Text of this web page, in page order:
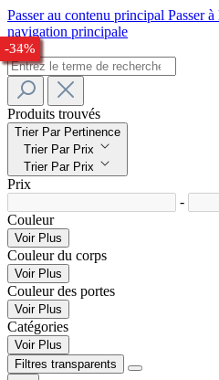
Passer au contenu principal Passer
navigation principale
Produits trouvés
Trier Par Pertinence
Trier Par Prix
Trier Par Prix
Prix
-
Couleur
Voir Plus
Couleur du corps
Voir Plus
Couleur des portes
Voir Plus
Catégories
Voir Plus
Filtres transparents
-28%
-28%
-24%
-30%
-28%
-27%
-33%
-34%